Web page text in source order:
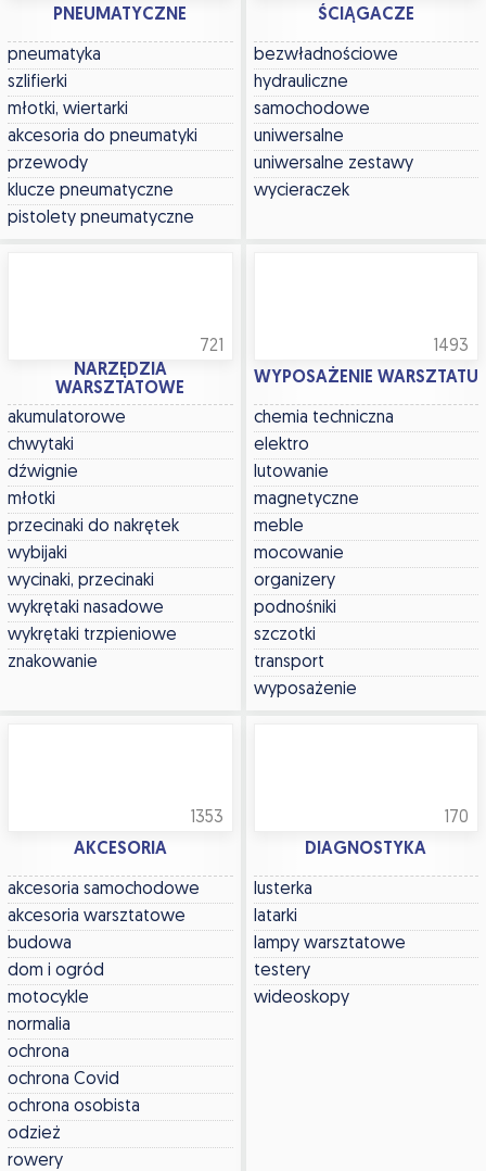
PNEUMATYCZNE
pneumatyka
szlifierki
młotki, wiertarki
akcesoria do pneumatyki
przewody
klucze pneumatyczne
pistolety pneumatyczne
ŚCIĄGACZE
bezwładnościowe
hydrauliczne
samochodowe
uniwersalne
uniwersalne zestawy
wycieraczek
721
NARZĘDZIA
WARSZTATOWE
akumulatorowe
chwytaki
dźwignie
młotki
przecinaki do nakrętek
wybijaki
wycinaki, przecinaki
wykrętaki nasadowe
wykrętaki trzpieniowe
znakowanie
1493
WYPOSAŻENIE WARSZTATU
chemia techniczna
elektro
lutowanie
magnetyczne
meble
mocowanie
organizery
podnośniki
szczotki
transport
wyposażenie
1353
AKCESORIA
akcesoria samochodowe
akcesoria warsztatowe
budowa
dom i ogród
motocykle
normalia
ochrona
ochrona Covid
ochrona osobista
odzież
rowery
170
DIAGNOSTYKA
lusterka
latarki
lampy warsztatowe
testery
wideoskopy